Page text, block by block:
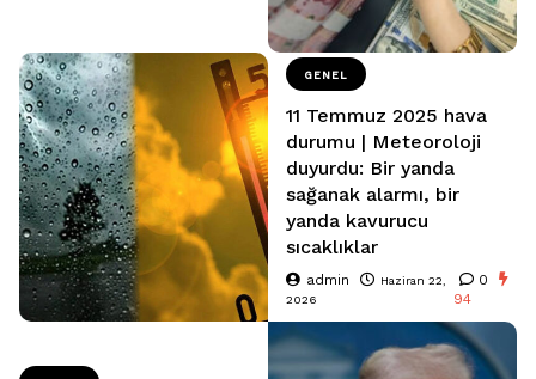
GENEL
11 Temmuz 2025 hava
durumu | Meteoroloji
duyurdu: Bir yanda
sağanak alarmı, bir
yanda kavurucu
sıcaklıklar
admin
Haziran 22,
2026
0
94